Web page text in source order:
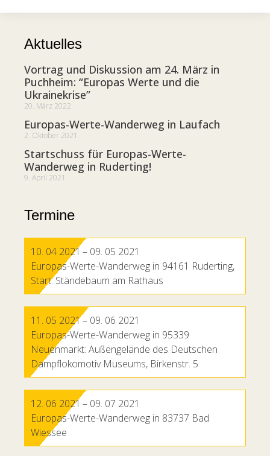
Aktuelles
Vortrag und Diskussion am 24. März in
Puchheim: “Europas Werte und die
Ukrainekrise”
20. März 2022
Europas-Werte-Wanderweg in Laufach
2. Oktober 2021
Startschuss für Europas-Werte-
Wanderweg in Ruderting!
9. April 2021
Termine
10. 04 2021 – 09. 05 2021
Europas-Werte-Wanderweg in 94161 Ruderting,
Start: Ständebaum am Rathaus
11. 05 2021– 09. 06 2021
Europas-Werte-Wanderweg in 95339
Neuenmarkt: Außengelände des Deutschen
Dampflokomotiv Museums, Birkenstr. 5
12. 06 2021 – 09. 07 2021
Europas-Werte-Wanderweg in 83737 Bad
Wiessee